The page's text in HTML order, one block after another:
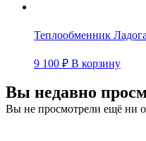
Теплообменник
9 100 ₽ В корзину
Вы недавно
Вы не просмотрели ещё ни